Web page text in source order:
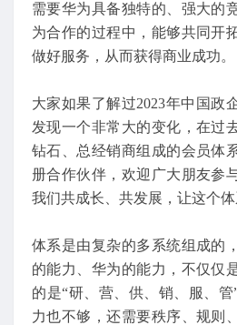
需要华为具备独特的、强大的
为合作的过程中，能够共同开
做好服务，从而获得商业成功。
大家如果了解过2023年中国政
发现一个非常大的变化，在过
钻石、总经销商组成的会员体
册合作伙伴，欢迎广大朋友参
我们共成长、共发展，让这个体
体系是由复杂的多系统组成的
的能力、华为的能力，不仅仅
的是“研、营、供、销、服、
力也不够，还需要秩序、规则